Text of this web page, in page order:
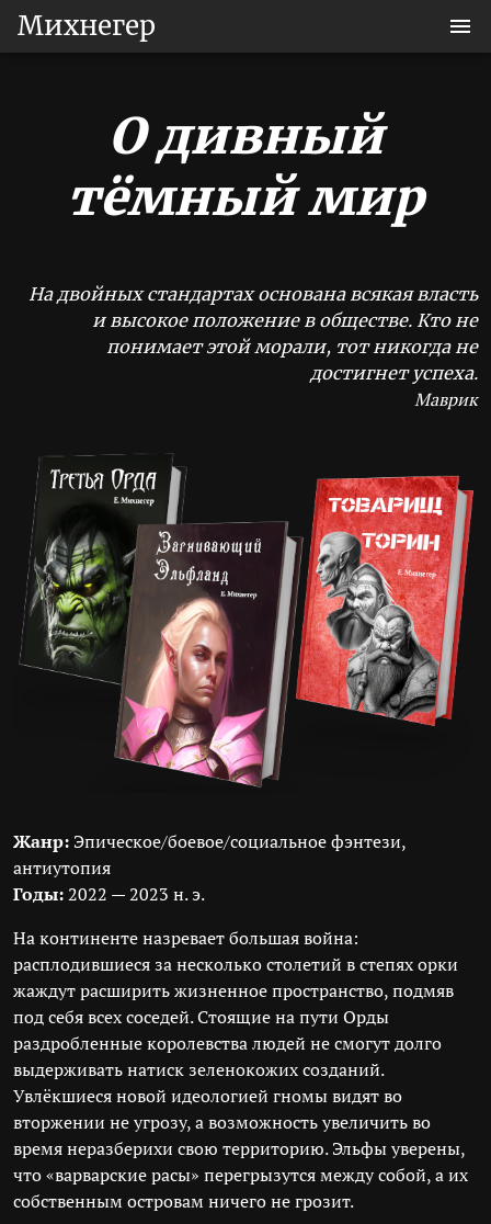
Михнегер
О дивный
тёмный мир
На двойных стандартах основана всякая власть
и высокое положение в обществе. Кто не
понимает этой морали, тот никогда не
достигнет успеха.
Маврик
Жанр: Эпическое/боевое/социальное фэнтези,
антиутопия
Годы:2022 — 2023 н. э.
На континенте назревает большая война:
расплодившиеся за несколько столетий в степях орки
жаждут расширить жизненное пространство, подмяв
под себя всех соседей. Стоящие на пути Орды
раздробленные королевства людей не смогут долго
выдерживать натиск зеленокожих созданий.
Увлёкшиеся новой идеологией гномы видят во
вторжении не угрозу, а возможность увеличить во
время неразберихи свою территорию. Эльфы уверены,
что «варварские расы» перегрызутся между собой, а их
собственным островам ничего не грозит.